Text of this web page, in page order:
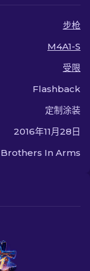
步枪
M4A1-S
受限
Flashback
定制涂装
2016年11月28日
Brothers In Arms